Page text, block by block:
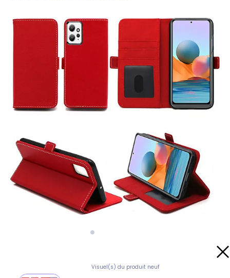
Visuel(s) du produit neuf